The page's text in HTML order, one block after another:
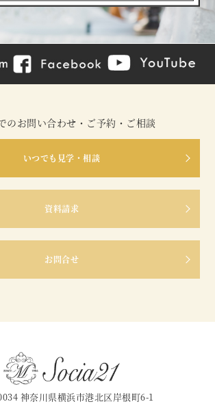
のお問い合わせ・ご予約・ご相談
いつでも見学・相談
資料請求
お問合せ
神奈川県横浜市港北区岸根町6-1